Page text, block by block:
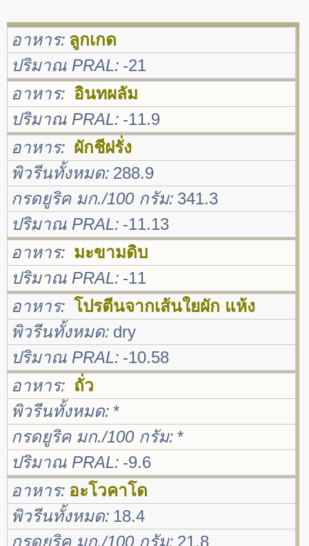
อาหาร ลูกเกด
ปริมาณ PRAL -21
อาหาร
อินทผลัม
ปริมาณ PRAL -11.9
อาหาร
ผักชีฝรั่ง
พิวรีนทั้งหมด 288.9
กรดยูริค มก./100 กรัม 341.3
ปริมาณ PRAL -11.13
อาหาร
มะขามดิบ
ปริมาณ PRAL -11
อาหาร
โปรตีนจากเส้นใยผัก แห้ง
พิวรีนทั้งหมด dry
ปริมาณ PRAL -10.58
อาหาร
ถั่ว
พิวรีนทั้งหมด *
กรดยูริค มก./100 กรัม *
ปริมาณ PRAL -9.6
อาหาร อะโวคาโด
พิวรีนทั้งหมด 18.4
กรดยูริค มก./100 กรัม 21.8